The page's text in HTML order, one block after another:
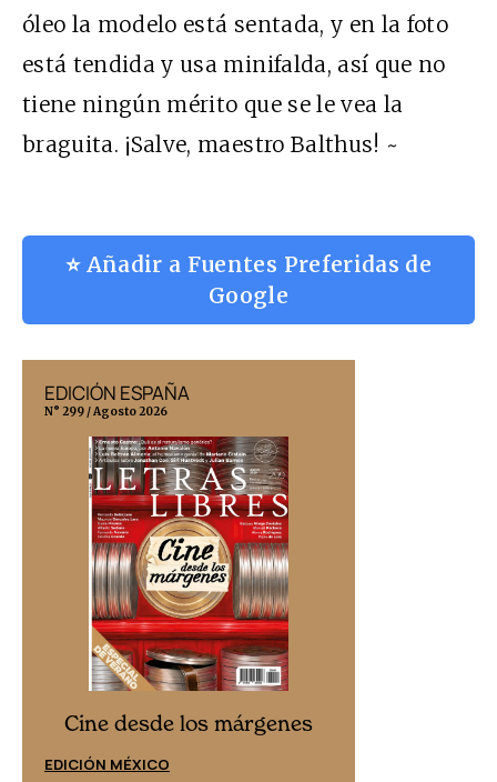
óleo la modelo está sentada, y en la foto
está tendida y usa minifalda, así que no
tiene ningún mérito que se le vea la
braguita. ¡Salve, maestro Balthus! ~
⭐ Añadir a Fuentes Preferidas de
Google
EDICIÓN ESPAÑA
N° 299 / Agosto 2026
Cine desde los márgenes
EDICIÓN MÉXICO